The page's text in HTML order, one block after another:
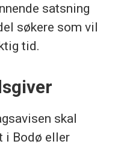
satsning
søkere som vil
tid.
skal
i Bodø eller